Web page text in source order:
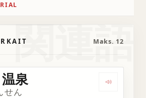
関連語
Maks. 12
泉
せん